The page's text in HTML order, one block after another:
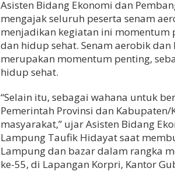
n
g
,
G
u
b
n
u
r
A
j
k
J
Asisten Bidang Ekonomi dan
mengajak seluruh peserta senam
menjadikan kegiatan ini
dan hidup sehat. Senam aerobik
merupakan momentum penting,
hidup sehat.
“Selain itu, sebagai wahana untuk
Pemerintah Provinsi dan
masyarakat,” ujar Asisten Bidang
Lampung Taufik Hidayat saat
Lampung dan bazar dalam rangka
ke-55, di Lapangan Korpri, Kantor